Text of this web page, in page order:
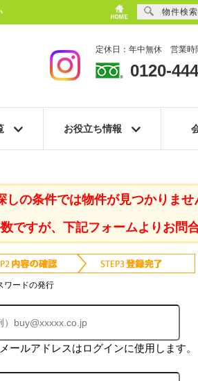
定休日：年中無休 営業時
0120-
お役立ち情報
しの条件では物件が見つかりませ
ですが、下記フォームよりお問
ワードの発行
ールアドレスはログインに使用します。
物件検索